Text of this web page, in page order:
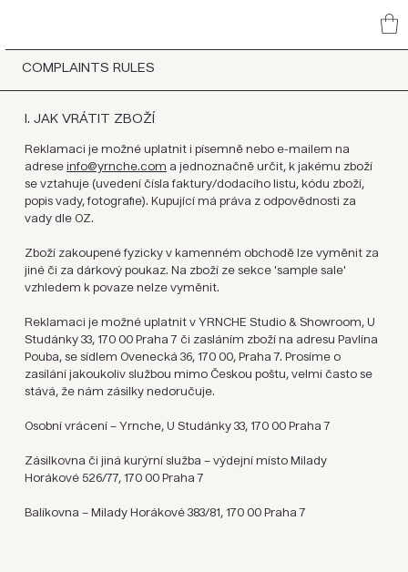
COMPLAINTS RULES
I. JAK VRÁTIT ZBOŽÍ
Reklamaci je možné uplatnit i písemně nebo e-mailem na
adreseinfo@yrnche.com a jednoznačně určit, k jakému zboží
se vztahuje (uvedení čísla faktury/dodacího listu, kódu zboží,
popis vady, fotografie). Kupující má práva z odpovědnosti za
vady dle OZ.
Zboží zakoupené fyzicky v kamenném obchodě lze vyměnit za
jiné či za dárkový poukaz. Na zboží ze sekce 'sample sale'
vzhledem k povaze nelze vyměnit.
Reklamaci je možné uplatnit v YRNCHE Studio & Showroom, U
Studánky 33, 170 00 Praha 7 či zasláním zboží na adresu Pavlína
Pouba, se sídlem Ovenecká 36, 170 00, Praha 7. Prosíme o
zasílání jakoukoliv službou mimo Českou poštu, velmi často se
stává, že nám zásilky nedoručuje.
Osobní vrácení – Yrnche, U Studánky 33, 170 00 Praha 7
Zásilkovna či jiná kurýrní služba – výdejní místo Milady
Horákové 526/77, 170 00 Praha 7
Balíkovna – Milady Horákové 383/81, 170 00 Praha 7